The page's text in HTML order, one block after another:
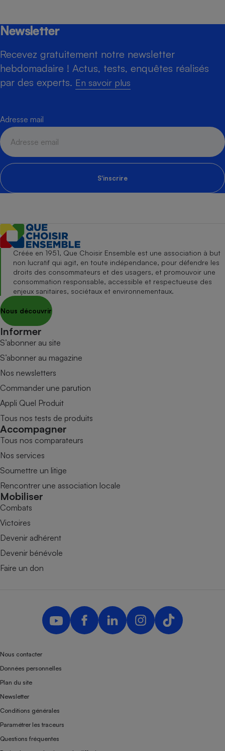
Newsletter
Recevez gratuitement notre newsletter
hebdomadaire ! Actus, tests, enquêtes réalisés
par des experts. En savoir plus
Adresse mail
S'inscrire
Créée en 1951, Que Choisir Ensemble est une association à but
non lucratif qui agit, en toute indépendance, pour défendre les
droits des consommateurs et des usagers, et promouvoir une
consommation responsable, accessible et respectueuse des
enjeux sanitaires, sociétaux et environnementaux.
Nous découvrir
Informer
S’abonner au site
S’abonner au magazine
Nos newsletters
Commander une parution
Appli Quel Produit
Tous nos tests de produits
Accompagner
Tous nos comparateurs
Nos services
Soumettre un litige
Rencontrer une association locale
Mobiliser
Combats
Victoires
Devenir adhérent
Devenir bénévole
Faire un don
Nous contacter
Données personnelles
Plan du site
Newsletter
Conditions générales
Paramétrer les traceurs
Questions fréquentes